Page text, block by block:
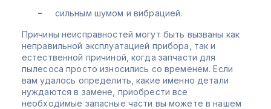
сильным шумом и вибрацией.
Причины неисправностей могут быть вызваны как
неправильной эксплуатацией прибора, так и
естественной причиной, когда запчасти для
пылесоса просто износились со временем. Если
вам удалось определить, какие именно детали
нуждаются в замене, приобрести все
необходимые запасные части вы можете в нашем